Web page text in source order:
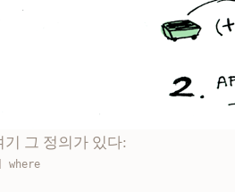
그 정의가 있다: